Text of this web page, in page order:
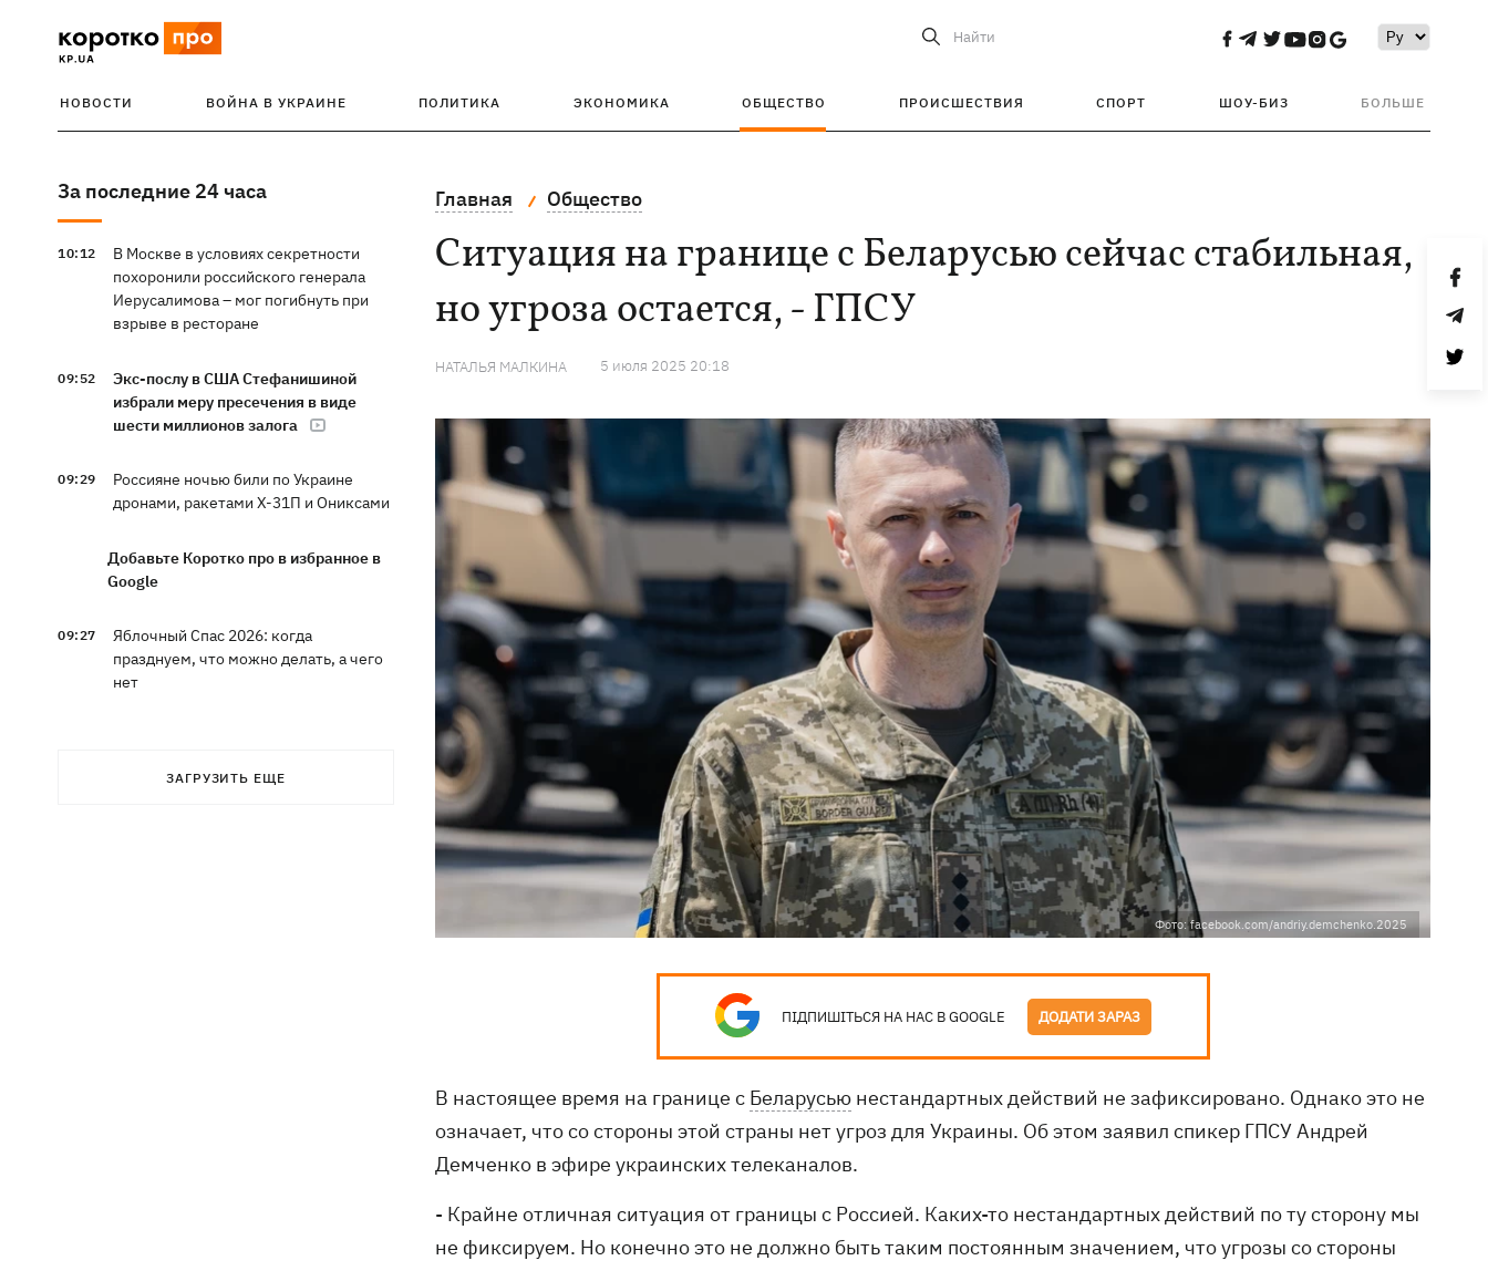
Найти
НОВОСТИ ВОЙНА В УКРАИНЕ ПОЛИТИКА ЭКОНОМИКА ОБЩЕСТВО ПРОИСШЕСТВИЯ СПОРТ ШОУ-БИЗ БОЛЬШЕ
За последние 24 часа
10:12
В Москве в условиях секретности
похоронили российского генерала
Иерусалимова – мог погибнуть при
взрыве в ресторане
09:52
Экс-послу в США Стефанишиной
избрали меру пресечения в виде
шести миллионов залога
09:29
Россияне ночью били по Украине
дронами, ракетами Х-31П и Ониксами
Добавьте Коротко про в избранное в
Google
09:27
Яблочный Спас 2026: когда
празднуем, что можно делать, а чего
нет
ЗАГРУЗИТЬ ЕЩЕ
Главная Общество
Ситуация на границе с Беларусью сейчас стабильная,
но угроза остается, - ГПСУ
НАТАЛЬЯ МАЛКИНА 5 июля 2025 20:18
Фото: facebook.com/andriy.demchenko.2025
ПІДПИШІТЬСЯ НА НАС В GOOGLE ДОДАТИ ЗАРАЗ
В настоящее время на границе с Беларусью нестандартных действий не зафиксировано. Однако это не
означает, что со стороны этой страны нет угроз для Украины. Об этом заявил спикер ГПСУ Андрей
Демченко в эфире украинских телеканалов.
- Крайне отличная ситуация от границы с Россией. Каких-то нестандартных действий по ту сторону мы
не фиксируем. Но конечно это не должно быть таким постоянным значением, что угрозы со стороны